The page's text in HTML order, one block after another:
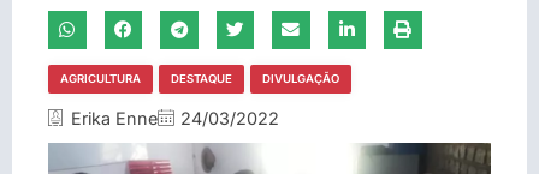
AGRICULTURA DESTAQUE DIVULGAÇÃO
Erika Enne 24/03/2022